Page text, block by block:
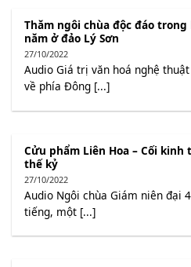
Thăm ngôi chùa độc đáo
năm ở đảo Lý Sơn
27/10/2022
Audio Giá trị văn hoá nghệ
về phía Đông [...]
Cửu phẩm Liên Hoa – Cối
thế kỷ
27/10/2022
Audio Ngôi chùa Giám niên đại
tiếng, một [...]